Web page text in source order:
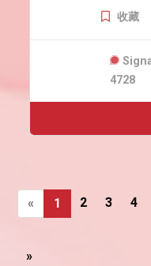
收藏
4728
« 1 2 3 4
»